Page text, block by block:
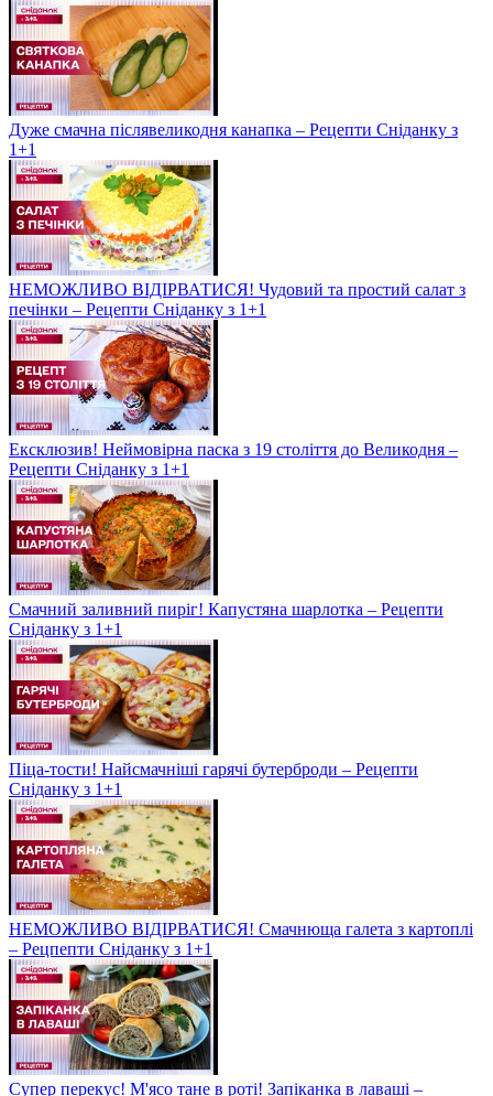
Дуже смачна післявеликодня канапка – Рецепти Сніданку з
1+1
НЕМОЖЛИВО ВІДІРВАТИСЯ! Чудовий та простий салат з
печінки – Рецепти Сніданку з 1+1
Ексклюзив! Неймовірна паска з 19 століття до Великодня –
Рецепти Сніданку з 1+1
Смачний заливний пиріг! Капустяна шарлотка – Рецепти
Сніданку з 1+1
Піца-тости! Найсмачніші гарячі бутерброди – Рецепти
Сніданку з 1+1
НЕМОЖЛИВО ВІДІРВАТИСЯ! Смачнюща галета з картоплі
– Рецпепти Сніданку з 1+1
Супер перекус! М'ясо тане в роті! Запіканка в лаваші –